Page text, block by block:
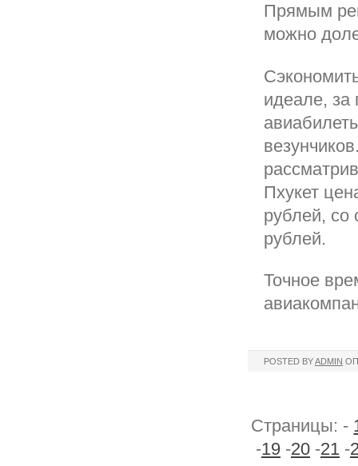
Прямым
можно
идеале, за
Пхукет
рублей, со
рублей.
Точное
POSTED BYADMIN
Страницы: -
-19 -20 -21 -